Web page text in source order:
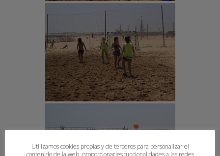
Utilizamos cookies propias y de terceros para personalizar el